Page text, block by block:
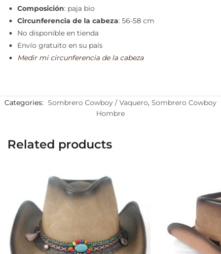
Composición: paja bio
Circunferencia de la cabeza: 56-58 cm
No disponible en tienda
Envío gratuito en su país
Medir mi circunferencia de la cabeza
Categories: Sombrero Cowboy / Vaquero, Sombrero Cowboy
Hombre
Related products